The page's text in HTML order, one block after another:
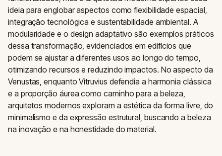
ideia para englobar aspectos como flexibilidade espacial,
integração tecnológica e sustentabilidade ambiental. A
modularidade e o design adaptativo são exemplos práticos
dessa transformação, evidenciados em edifícios que
podem se ajustar a diferentes usos ao longo do tempo,
otimizando recursos e reduzindo impactos. No aspecto da
Venustas, enquanto Vitruvius defendia a harmonia clássica
e a proporção áurea como caminho para a beleza,
arquitetos modernos exploram a estética da forma livre, do
minimalismo e da expressão estrutural, buscando a beleza
na inovação e na honestidade do material.